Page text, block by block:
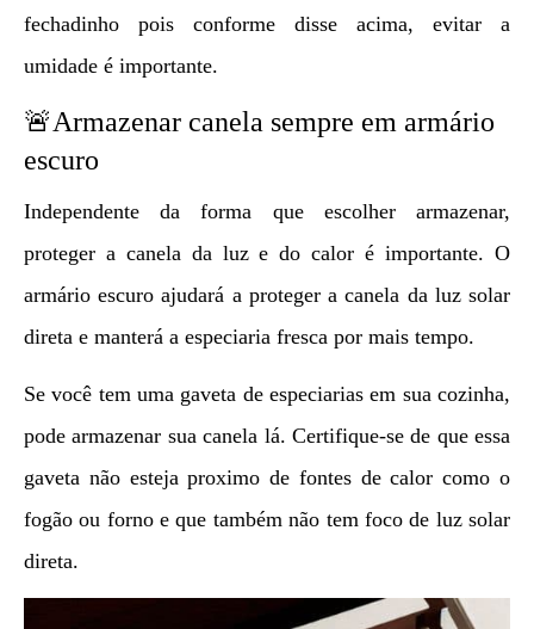
fechadinho pois conforme disse acima, evitar a
umidade é importante.
🚨Armazenar canela sempre em armário
escuro
Independente da forma que escolher armazenar,
proteger a canela da luz e do calor é importante. O
armário escuro ajudará a proteger a canela da luz solar
direta e manterá a especiaria fresca por mais tempo.
Se você tem uma gaveta de especiarias em sua cozinha,
pode armazenar sua canela lá. Certifique-se de que essa
gaveta não esteja proximo de fontes de calor como o
fogão ou forno e que também não tem foco de luz solar
direta.